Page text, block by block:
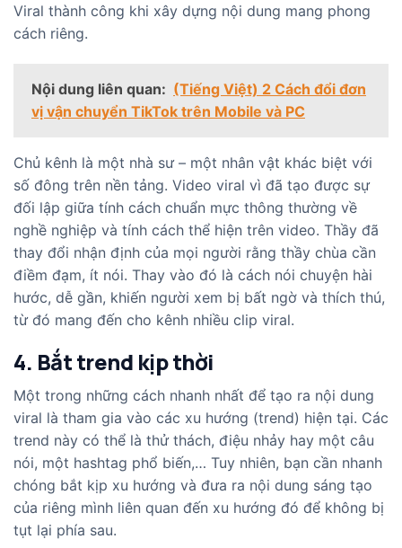
Viral thành công khi xây dựng nội dung mang phong
cách riêng.
Nội dung liên quan: (Tiếng Việt) 2 Cách đổi đơn
vị vận chuyển TikTok trên Mobile và PC
Chủ kênh là một nhà sư – một nhân vật khác biệt với
số đông trên nền tảng. Video viral vì đã tạo được sự
đối lập giữa tính cách chuẩn mực thông thường về
nghề nghiệp và tính cách thể hiện trên video. Thầy đã
thay đổi nhận định của mọi người rằng thầy chùa cần
điềm đạm, ít nói. Thay vào đó là cách nói chuyện hài
hước, dễ gần, khiến người xem bị bất ngờ và thích thú,
từ đó mang đến cho kênh nhiều clip viral.
4. Bắt trend kịp thời
Một trong những cách nhanh nhất để tạo ra nội dung
viral là tham gia vào các xu hướng (trend) hiện tại. Các
trend này có thể là thử thách, điệu nhảy hay một câu
nói, một hashtag phổ biến,… Tuy nhiên, bạn cần nhanh
chóng bắt kịp xu hướng và đưa ra nội dung sáng tạo
của riêng mình liên quan đến xu hướng đó để không bị
tụt lại phía sau.